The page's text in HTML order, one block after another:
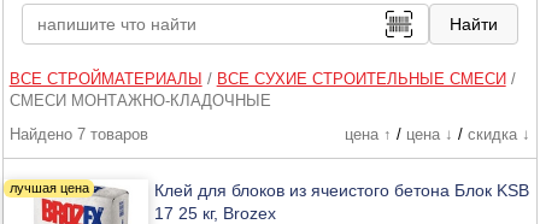
ВСЕ СТРОЙМАТЕРИАЛЫ / ВСЕ СУХИЕ СТРОИТЕЛЬНЫЕ СМЕСИ /
СМЕСИ МОНТАЖНО-КЛАДОЧНЫЕ
Найдено 7 товаров
цена ↑ / цена ↓ / скидка ↓
Клей для блоков из ячеистого бетона Блок KSB
17 25 кг, Brozex